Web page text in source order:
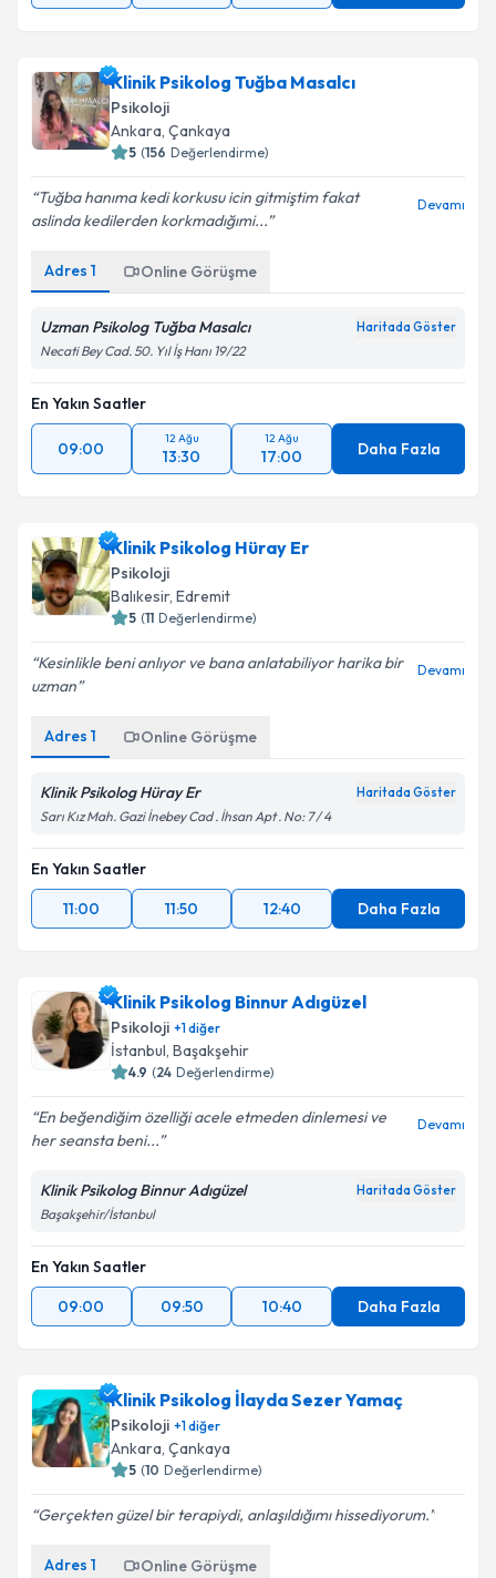
Klinik Psikolog Tuğba Masalcı
Psikoloji
Ankara, Çankaya
5 (156 Değerlendirme)
Tuğba hanıma kedi korkusu icin gitmiştim fakat
aslinda kedilerden korkmadığımi...
Devamı
Adres 1 Online Görüşme
Uzman Psikolog Tuğba Masalcı Haritada Göster
Necati Bey Cad. 50. Yıl İş Hanı 19/22
En Yakın Saatler
09:00
12 Ağu
13:30
12 Ağu
17:00 Daha Fazla
Klinik Psikolog Hüray Er
Psikoloji
Balıkesir, Edremit
5 (11 Değerlendirme)
Kesinlikle beni anlıyor ve bana anlatabiliyor harika bir
uzman
Devamı
Adres 1 Online Görüşme
Klinik Psikolog Hüray Er Haritada Göster
Sarı Kız Mah. Gazi İnebey Cad . İhsan Apt . No: 7 / 4
En Yakın Saatler
11:00
11:50 12:40 Daha Fazla
Klinik Psikolog Binnur Adıgüzel
Psikoloji +1diğer
İstanbul, Başakşehir
4.9 (24 Değerlendirme)
En beğendiğim özelliği acele etmeden dinlemesi ve
her seansta beni...
Devamı
Klinik Psikolog Binnur Adıgüzel Haritada Göster
Başakşehir/İstanbul
En Yakın Saatler
09:00
09:50 10:40 Daha Fazla
Klinik Psikolog İlayda Sezer Yamaç
Psikoloji +1diğer
Ankara, Çankaya
5 (10 Değerlendirme)
Gerçekten güzel bir terapiydi, anlaşıldığımı hissediyorum.
Adres 1 Online Görüşme